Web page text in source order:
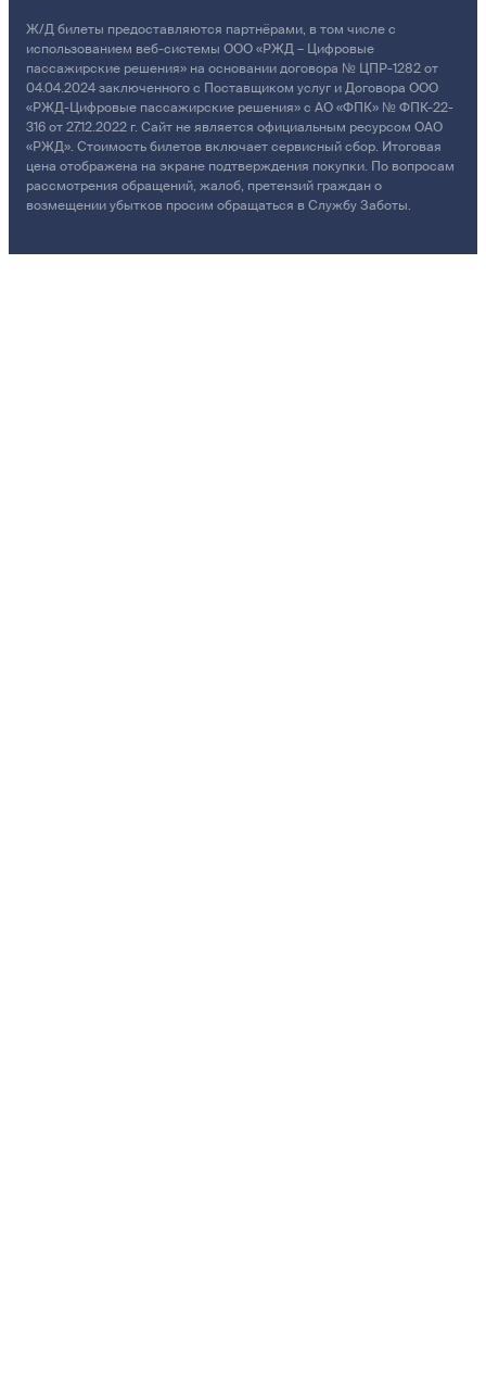
Ж/Д билеты предоставляются партнёрами, в том числе с
использованием веб-системы ООО «РЖД – Цифровые
пассажирские решения» на основании договора № ЦПР-1282 от
04.04.2024 заключенного с Поставщиком услуг и Договора ООО
«РЖД-Цифровые пассажирские решения» с АО «ФПК» № ФПК-22-
316 от 27.12.2022 г. Сайт не является официальным ресурсом ОАО
«РЖД». Стоимость билетов включает сервисный сбор. Итоговая
цена отображена на экране подтверждения покупки. По вопросам
рассмотрения обращений, жалоб, претензий граждан о
возмещении убытков просим обращаться в Службу Заботы.